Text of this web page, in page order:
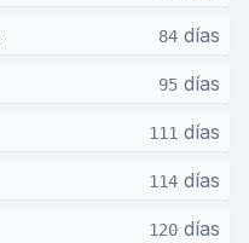
84 días
95 días
111 días
114 días
120 días